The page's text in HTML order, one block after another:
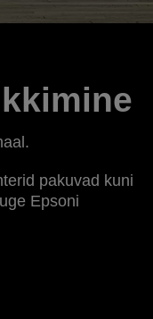
pakuvad kuni
Epsoni